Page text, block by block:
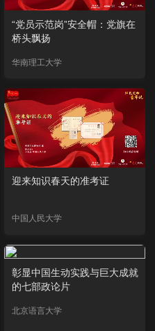
“党员示范岗”安全帽：党旗在
桥头飘扬
华南理工大学
迎来知识春天的准考证
中国人民大学
彰显中国生动实践与巨大成就
的七部政论片
北京语言大学